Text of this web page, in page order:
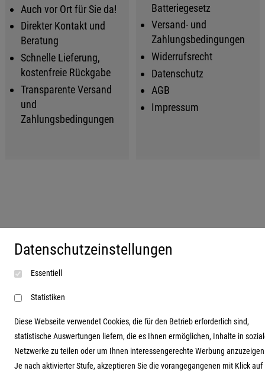
Auch vor Ort für Sie da!
Direkter Kontakt und
Beratung
Schnelle Lieferung,
kostenfreie Rückgabe
Transparente Versand
und
Zahlungsbedingungen
Batteriegesetz
Versand- und
Zahlungsbedingungen
Widerrufsrecht
Datenschutz
AGB
Impressum
Datenschutzeinstellungen
Essentiell
Statistiken
Diese Webseite verwendet Cookies, die für den Betrieb erforderlich sind,
statistische Auswertungen liefern, die es Ihnen ermöglichen, Inhalte in
Netzwerke zu teilen oder um Ihnen interessengerechte Werbung
Je nach aktivierter Stufe, akzeptieren Sie die vorangegangenen mit Klick auf